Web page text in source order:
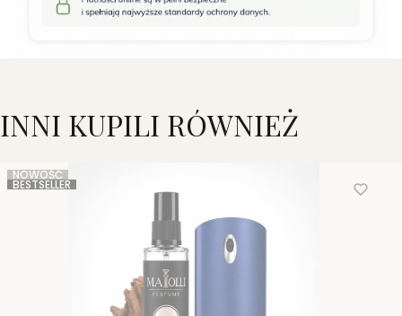
INNI KUPILI RÓWNIEŻ
BESTSELLER
NOWOŚĆ